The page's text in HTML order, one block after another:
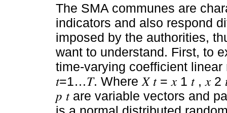
The SMA communes are
indicators and also respond
imposed by the authorities,
want to understand. First, to
time-varying coefficient
𝑡=1…𝑇. Where 𝑋 𝑡 = 𝑥 1 𝑡 , 𝑥
𝑝 𝑡 are variable vectors and